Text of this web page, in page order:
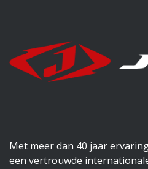
Met meer dan 40 jaar
een vertrouwde